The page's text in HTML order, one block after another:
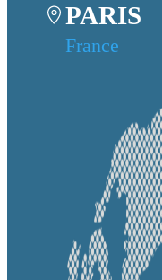
PARIS
France